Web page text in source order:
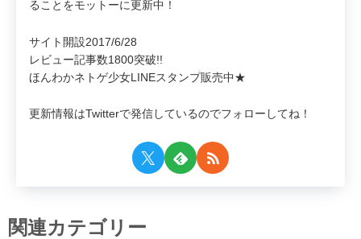
ることをモットーに更新中！
サイト開設2017/6/28
レビュー記事数1800突破!!
ほんわかネトゲ少女LINEスタンプ販売中★
更新情報はTwitterで発信しているのでフォローしてね！
関連カテゴリー